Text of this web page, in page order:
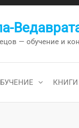
— обучение и
КНИГИ